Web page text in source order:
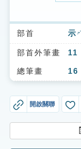
索引選單
知識索引
單字索引
部首 示 ㄕˋ
部首外筆畫 11
總筆畫 16
開啟關聯